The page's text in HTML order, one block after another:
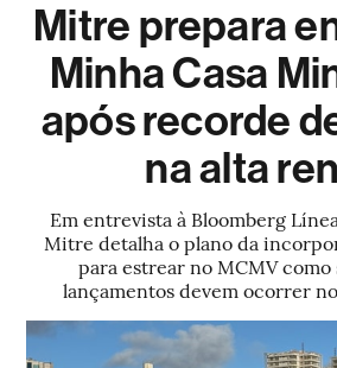
Mitre prepara
Minha Casa
após recorde
na alta
Em entrevista à Bloomberg
Mitre detalha o plano da
para estrear no MCMV como
lançamentos devem ocorrer